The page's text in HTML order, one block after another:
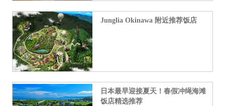
Junglia Okinawa 附近推荐饭店
日本最早迎接夏天！春假冲绳海滩
饭店精选推荐